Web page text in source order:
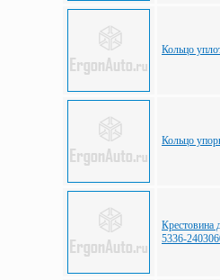
Кольцо
Кольцо
Крестовина
5336-